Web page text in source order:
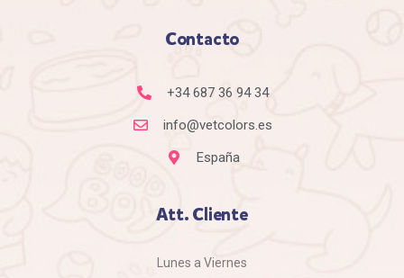
Contacto
+34 687 36 94 34
info@vetcolors.es
España
Att. Cliente
Lunes a Viernes